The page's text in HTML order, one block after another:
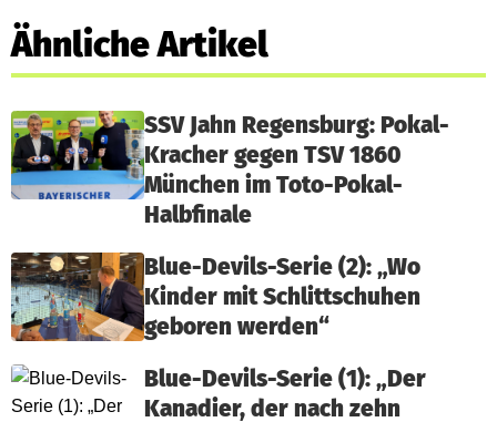
Ähnliche Artikel
SSV Jahn Regensburg: Pokal-
Kracher gegen TSV 1860
München im Toto-Pokal-
Halbfinale
Blue-Devils-Serie (2): „Wo
Kinder mit Schlittschuhen
geboren werden“
Blue-Devils-Serie (1): „Der
Kanadier, der nach zehn